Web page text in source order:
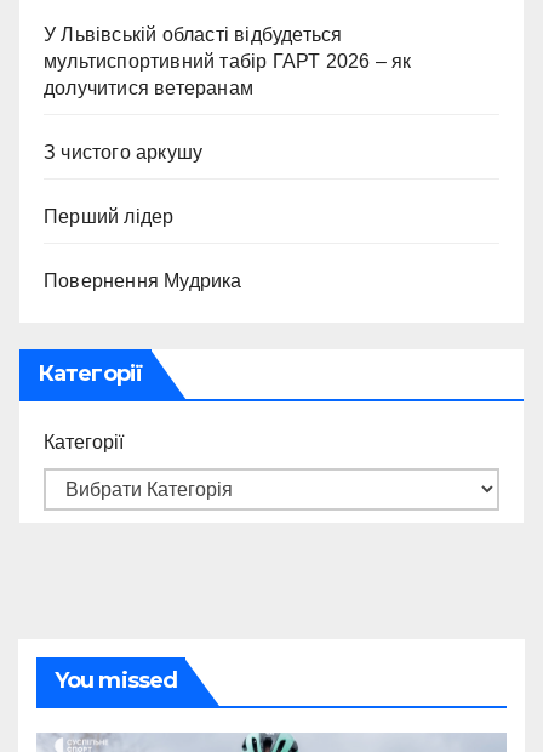
У Львівській області відбудеться
мультиспортивний табір ГАРТ 2026 – як
долучитися ветеранам
З чистого аркушу
Перший лідер
Повернення Мудрика
Категорії
Категорії
You missed